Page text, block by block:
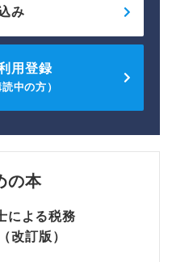
み
用登録
中の方）
の本